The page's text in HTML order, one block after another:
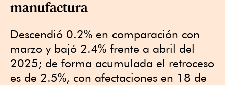
manufactura
Descendió 0.2% en comparación con
marzo y bajó 2.4% frente a abril del
2025; de forma acumulada el retroceso
es de 2.5%, con afectaciones en 18 de